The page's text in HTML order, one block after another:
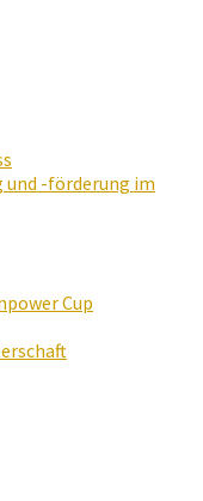
und -förderung im
Cup